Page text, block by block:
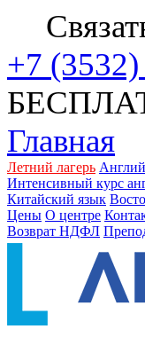
+7
Главная
Летний лагерь
Интенсивный курс
Китайский язык
Цены О центре
Возврат НДФЛ